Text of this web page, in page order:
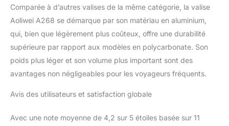
Comparée à d’autres valises de la même catégorie, la valise
Aoliwei A268 se démarque par son matériau en aluminium,
qui, bien que légèrement plus coûteux, offre une durabilité
supérieure par rapport aux modèles en polycarbonate. Son
poids plus léger et son volume plus important sont des
avantages non négligeables pour les voyageurs fréquents.
Avis des utilisateurs et satisfaction globale
Avec une note moyenne de 4,2 sur 5 étoiles basée sur 11